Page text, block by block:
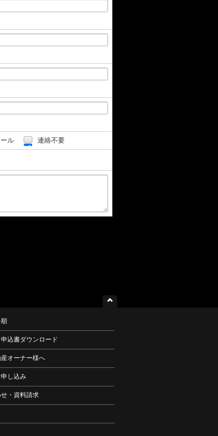
ル 連絡不要
込書ダウンロード
オーナー様へ
し込み
・資料請求